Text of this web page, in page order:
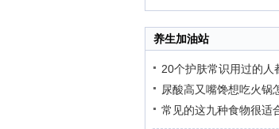
养生加油站
20个护肤常识用过的人
尿酸高又嘴馋想吃火锅
常见的这九种食物很适